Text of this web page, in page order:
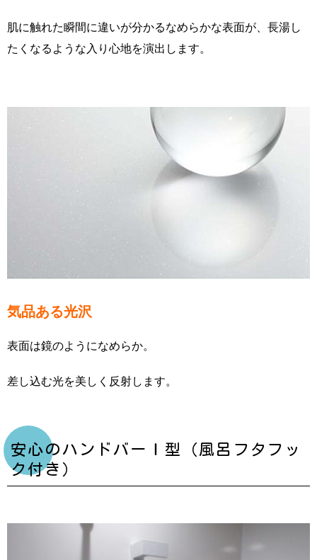
肌に触れた瞬間に違いが分かるなめらかな表面が、長湯し
たくなるような入り心地を演出します。
気品ある光沢
表面は鏡のようになめらか。
差し込む光を美しく反射します。
安心のハンドバーＩ型（風呂フタフッ
ク付き）